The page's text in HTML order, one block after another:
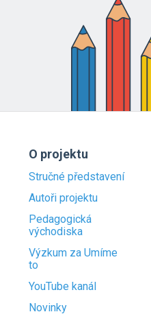
O projektu
Stručné představení
Autoři projektu
Pedagogická
východiska
Výzkum za Umíme
to
YouTube kanál
Novinky